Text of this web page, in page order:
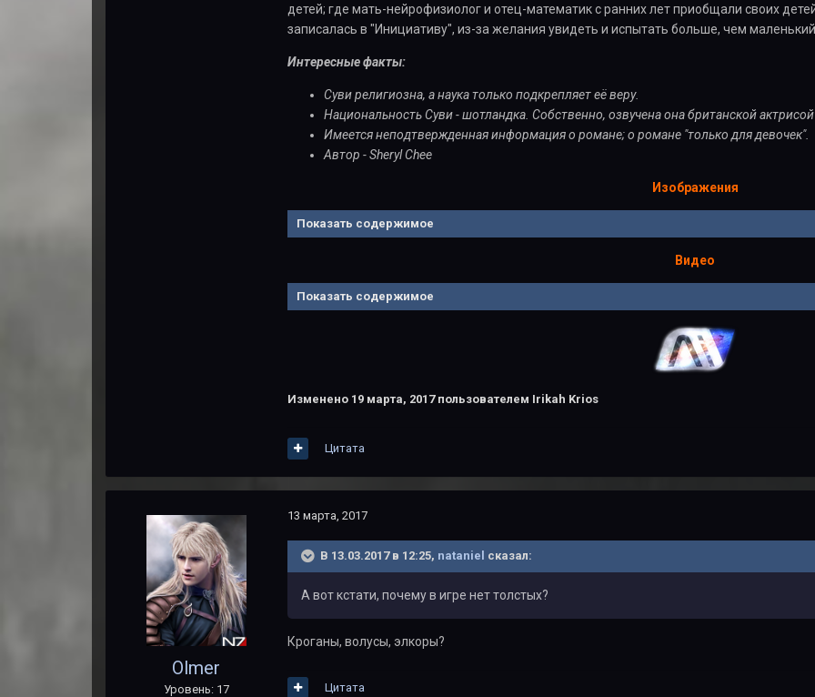
детей; где мать-нейрофизиолог и отец-математик с ранних лет приобщали своих
записалась в "Инициативу", из-за желания увидеть и испытать больше, чем
Интересные факты:
Суви религиозна, а наука только подкрепляет её веру.
Национальность Суви - шотландка. Собственно, озвучена она британской
Имеется неподтвержденная информация о романе; о романе "только для девочек".
Автор - Sheryl Chee
Изображения
Показать содержимое
Видео
Показать содержимое
Изменено 19 марта, 2017пользователем Irikah Krios
Цитата
Olmer
Уровень: 17
13 марта, 2017
В 13.03.2017 в 12:25, nataniel сказал:
А вот кстати, почему в игре нет толстых?
Кроганы, волусы, элкоры?
Цитата